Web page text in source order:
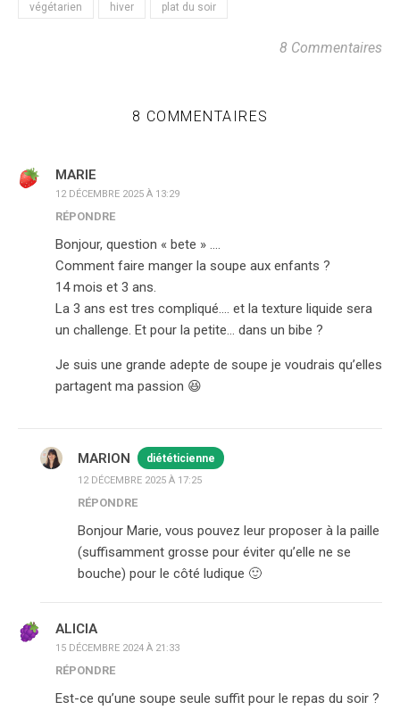
végétarien
hiver plat du soir
8 Commentaires
8 COMMENTAIRES
MARIE
12 DÉCEMBRE 2025 À 13:29
RÉPONDRE
Bonjour, question « bete » ….
Comment faire manger la soupe aux enfants ?
14 mois et 3 ans.
La 3 ans est tres compliqué…. et la texture liquide sera
un challenge. Et pour la petite… dans un bibe ?
Je suis une grande adepte de soupe je voudrais qu’elles
partagent ma passion 😆
MARION diététicienne
12 DÉCEMBRE 2025 À 17:25
RÉPONDRE
Bonjour Marie, vous pouvez leur proposer à la paille
(suffisamment grosse pour éviter qu’elle ne se
bouche) pour le côté ludique 🙂
ALICIA
15 DÉCEMBRE 2024 À 21:33
RÉPONDRE
Est-ce qu’une soupe seule suffit pour le repas du soir ?